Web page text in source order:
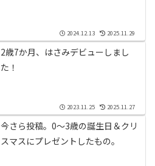
2024.12.13 2025.11.29
2歳7か月、はさみデビューしまし
た！
2023.11.25 2025.11.27
今さら投稿。0〜3歳の誕生日＆クリ
スマスにプレゼントしたもの。